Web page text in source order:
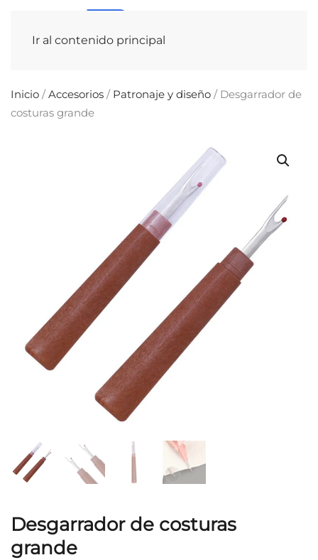
Ir al contenido principal
Inicio /Accesorios / Patronaje y diseño / Desgarrador de
costuras grande
Desgarrador de costuras
grande